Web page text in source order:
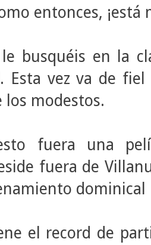
entonces, ¡está
busquéis en la
Esta vez va de
modestos.
fuera una
fuera de
dominical
el record de